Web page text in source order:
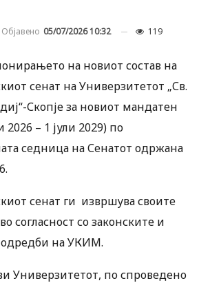
Објавено 05/07/2026 10:32 119
на новиот состав на
сенат на Универзитетот „Св.
Скопје за новиот мандатен
2026 – 1 јули 2029) по
седница на Сенатот одржана
сенат ги извршува своите
согласност со законските и
одредби на УКИМ.
Универзитетот, по спроведено